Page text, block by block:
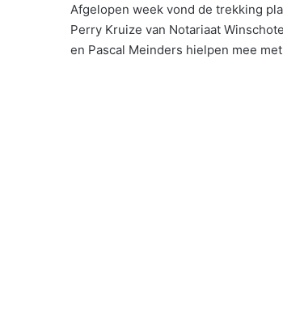
Afgelopen week vond de trekking
Perry Kruize van Notariaat
en Pascal Meinders hielpen mee